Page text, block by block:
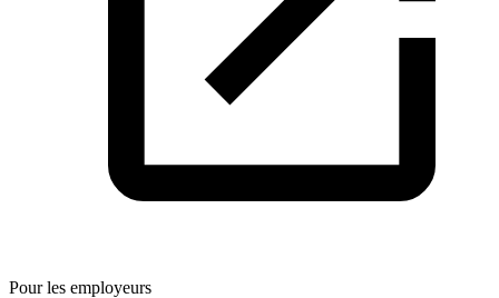
Pour les employeurs